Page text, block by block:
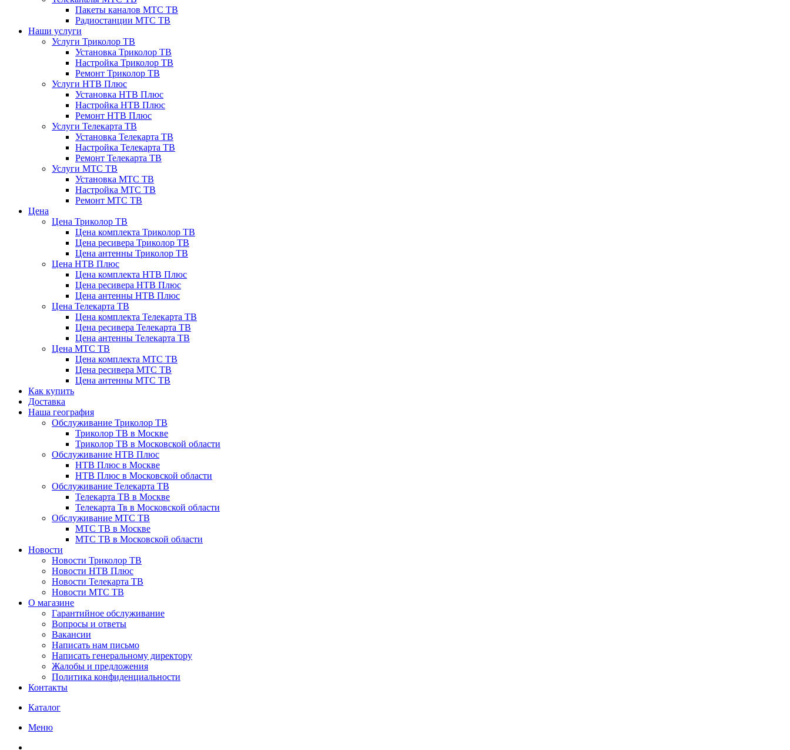
Пакеты каналов МТС ТВ
Радиостанции МТС ТВ
Наши услуги
Услуги Триколор ТВ
Установка Триколор ТВ
Настройка Триколор ТВ
Ремонт Триколор ТВ
Услуги НТВ Плюс
Установка НТВ Плюс
Настройка НТВ Плюс
Ремонт НТВ Плюс
Услуги Телекарта ТВ
Установка Телекарта ТВ
Настройка Телекарта ТВ
Ремонт Телекарта ТВ
Услуги МТС ТВ
Установка МТС ТВ
Настройка МТС ТВ
Ремонт МТС ТВ
Цена
Цена Триколор ТВ
Цена комплекта Триколор ТВ
Цена ресивера Триколор ТВ
Цена антенны Триколор ТВ
Цена НТВ Плюс
Цена комплекта НТВ Плюс
Цена ресивера НТВ Плюс
Цена антенны НТВ Плюс
Цена Телекарта ТВ
Цена комплекта Телекарта ТВ
Цена ресивера Телекарта ТВ
Цена антенны Телекарта ТВ
Цена МТС ТВ
Цена комплекта МТС ТВ
Цена ресивера МТС ТВ
Цена антенны МТС ТВ
Как купить
Доставка
Наша география
Обслуживание Триколор ТВ
Триколор ТВ в Москве
Триколор ТВ в Московской области
Обслуживание НТВ Плюс
НТВ Плюс в Москве
НТВ Плюс в Московской области
Обслуживание Телекарта ТВ
Телекарта ТВ в Москве
Телекарта Тв в Московской области
Обслуживание МТС ТВ
МТС ТВ в Москве
МТС ТВ в Московской области
Новости
Новости Триколор ТВ
Новости НТВ Плюс
Новости Телекарта ТВ
Новости МТС ТВ
О магазине
Гарантийное обслуживание
Вопросы и ответы
Вакансии
Написать нам письмо
Написать генеральному директору
Жалобы и предложения
Политика конфиденциальности
Контакты
Каталог
Меню